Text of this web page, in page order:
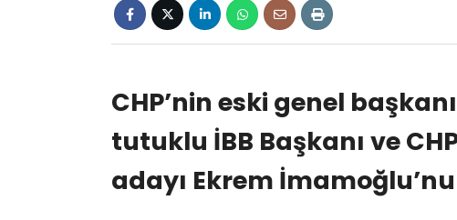
CHP’nin eski genel
tutuklu İBB Başkanı ve
adayı Ekrem